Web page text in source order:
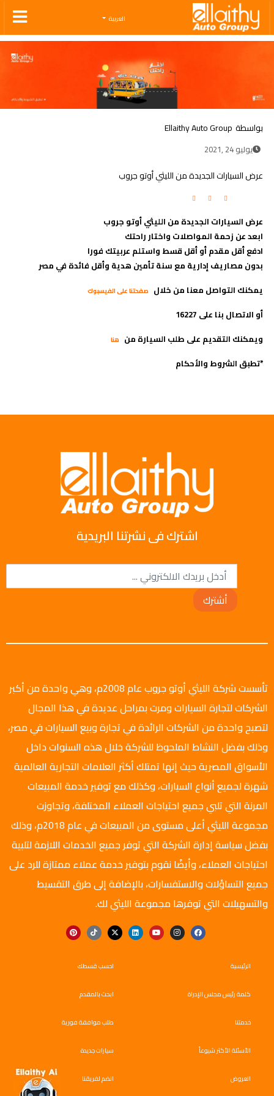
Ellaithy Auto Group
العربية
بواسطة Ellaithy Auto Group
يوليو 24 ,2021
عرض السيارات الجديدة من الليثي أوتو جروب
عرض السيارات الجديدة من الليثي أوتو جروب
ابعد عن زحمة المواصلات واختار راحتك
ادفع أقل مقدم أو أقل قسط واستلم عربيتك فورا
بدون مصاريف إدارية مع سنة تأمين هدية وأقل فائدة في مصر
يمكنك التواصل معنا من خلال صفحتنا على الفيسبوك
أو الاتصال بنا على 16227
ويمكنك التقديم على طلب السيارة من هنا
*تطبق الشروط والأحكام
اشترك فى نشرتنا البريدية
أشترك
تأسست شركة الليثي أوتو جروب عام 2008م، وهي واحدة من أكبر
الشركات لتجارة السيارات ومرت بمراحل عديدة في هذا المجال
لتصبح واحدة من الشركات الرائدة في تجارة وبيع السيارات في مصر،
وذلك بفضل النشاط الملحوظ للشركة خلال هذه السنوات داخل
الأسواق المصرية حيث إنها تمتلك أكثر العلامات التجارية العالمية
شهرة لجميع أنواع السيارات، وكذلك مع توفير خدمة المبيعات
المرنة التي تلبي جميع احتياجات العملاء المختلفة، وتجاوزت
مجموعة الليثي أعلى مستوى من المبيعات في عام 2018م، وذلك
بفضل سياسة إدارة الشركة التي توفر جميع الخدمات اللازمة لتلبية
احتياجات العملاء، وأيضًا نقوم بتوفير خدمة عملاء ممتازة للرد على
جميع التساؤلات والاستفسارات، بالإضافة إلى طرق التقسيط
والتسهيلات التي توفرها مجموعة الليثي لك.
الرئيسية
كلمة رئيس مجلس الإدراة
خدمتنا
الأسئلة الأكثر شيوعاً
العروض
احسب قسطك
ابحث بالمقدم
طلب موافقة فورية
سيارات جديدة
انضم لفريقنا